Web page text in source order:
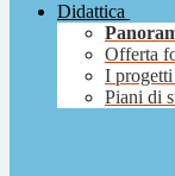
Didattica
Offerta
I progetti
Piani di